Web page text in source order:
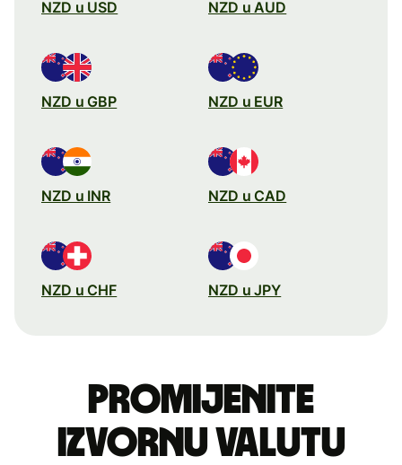
NZD u USD NZD u AUD
NZD u GBP NZD u EUR
NZD u INR NZD u CAD
NZD u CHF NZD u JPY
Promijenite
izvornu valutu